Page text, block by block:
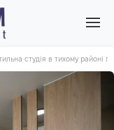
студія в тихому районі